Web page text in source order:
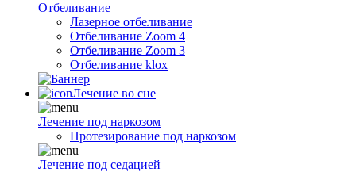
Отбеливание
Лазерное отбеливание
Отбеливание Zoom 4
Отбеливание Zoom 3
Отбеливание klox
Лечение во сне
Лечение под наркозом
Протезирование под наркозом
Лечение под седацией